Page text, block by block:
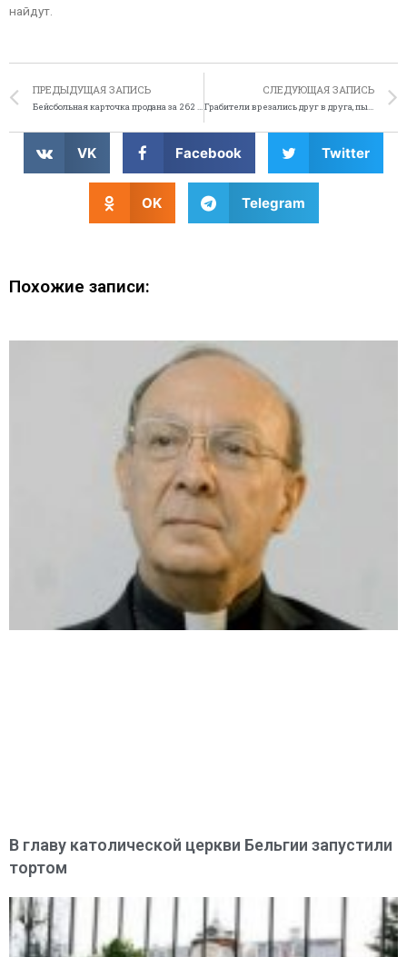
найдут.
ПРЕДЫДУЩАЯ ЗАПИСЬ
Бейсбольная карточка продана за 262 тысячи долларов
СЛЕДУЮЩАЯ ЗАПИСЬ
Грабители врезались друг в друга, пытаясь уехать от полиции
VK Facebook Twitter
OK Telegram
Похожие записи:
В главу католической церкви Бельгии запустили
тортом